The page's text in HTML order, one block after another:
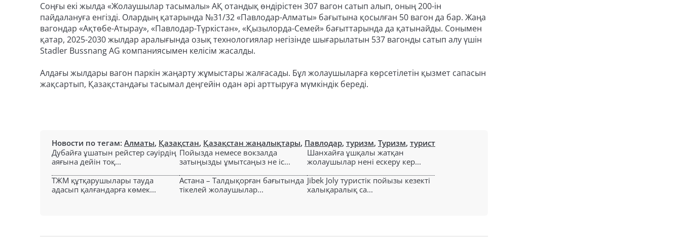
Соңғы екі жылда «Жолаушылар тасымалы» АҚ отандық өндірістен 307 вагон сатып алып, оның 200-ін
пайдалануға енгізді. Олардың қатарында №31/32 «Павлодар-Алматы» бағытына қосылған 50 вагон да бар. Жаңа
вагондар «Ақтөбе-Атырау», «Павлодар-Түркістан», «Қызылорда-Семей» бағыттарында да қатынайды. Сонымен
қатар, 2025-2030 жылдар аралығында озық технологиялар негізінде шығарылатын 537 вагонды сатып алу үшін
Stadler Bussnang AG компаниясымен келісім жасалды.
Алдағы жылдары вагон паркін жаңарту жұмыстары жалғасады. Бұл жолаушыларға көрсетілетін қызмет сапасын
жақсартып, Қазақстандағы тасымал деңгейін одан әрі арттыруға мүмкіндік береді.
Новости по тегам: Алматы, Қазақстан, Қазақстан жаңалықтары, Павлодар, туризм, Туризм, турист
Дубайға ұшатын рейстер сәуірдің
аяғына дейін тоқ...
Пойызда немесе вокзалда
затыңызды ұмытсаңыз не іс...
Шанхайға ұшқалы жатқан
жолаушылар нені ескеру кер...
ТЖМ құтқарушылары тауда
адасып қалғандарға көмек...
Астана – Талдықорған бағытында
тікелей жолаушылар...
Jibek Joly туристік пойызы кезекті
халықаралық са...